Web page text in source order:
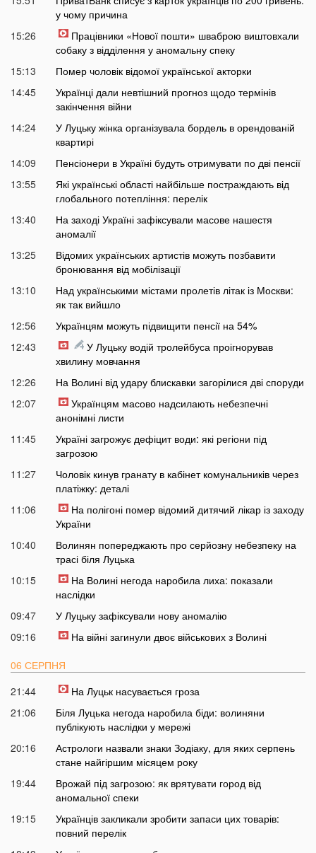
у чому причина
15:26
Працівники «Нової пошти» шваброю виштовхали
собаку з відділення у аномальну спеку
15:13
Помер чоловік відомої української акторки
14:45
Українці дали невтішний прогноз щодо термінів
закінчення війни
14:24
У Луцьку жінка організувала бордель в орендованій
квартирі
14:09
Пенсіонери в Україні будуть отримувати по дві пенсії
13:55
Які українські області найбільше постраждають від
глобального потепління: перелік
13:40
На заході Україні зафіксували масове нашестя
аномалії
13:25
Відомих українських артистів можуть позбавити
бронювання від мобілізації
13:10
Над українськими містами пролетів літак із Москви:
як так вийшло
12:56
Українцям можуть підвищити пенсії на 54%
12:43
У Луцьку водій тролейбуса проігнорував
хвилину мовчання
12:26
На Волині від удару блискавки загорілися дві споруди
12:07
Українцям масово надсилають небезпечні
анонімні листи
11:45
Україні загрожує дефіцит води: які регіони під
загрозою
11:27
Чоловік кинув гранату в кабінет комунальників через
платіжку: деталі
11:06
На полігоні помер відомий дитячий лікар із заходу
України
10:40
Волинян попереджають про серйозну небезпеку на
трасі біля Луцька
10:15
На Волині негода наробила лиха: показали
наслідки
09:47
У Луцьку зафіксували нову аномалію
09:16
На війні загинули двоє військових з Волині
06 СЕРПНЯ
21:44
На Луцьк насувається гроза
21:06
Біля Луцька негода наробила біди: волиняни
публікують наслідки у мережі
20:16
Астрологи назвали знаки Зодіаку, для яких серпень
стане найгіршим місяцем року
19:44
Врожай під загрозою: як врятувати город від
аномальної спеки
19:15
Українців закликали зробити запаси цих товарів:
повний перелік